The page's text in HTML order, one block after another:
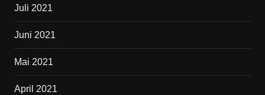
Juli 2021
Juni 2021
Mai 2021
April 2021